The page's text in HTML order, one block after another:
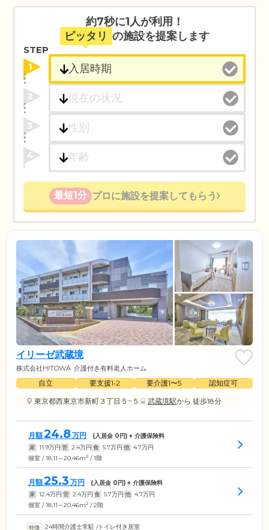
約7秒に1人が利用！
ピッタリ の施設を提案します
STEP
1
2
3
4
最短1分 プロに施設を提案してもらう
イリーゼ武蔵境
株式会社HITOWA 介護付き有料老人ホーム
自立 要支援1•2 要介護1〜5
認知症可
東京都西東京市新町３丁目５−５
武蔵境駅から 徒歩18分
月額24.8 万円 (入居金 0円) + 介護保険料
家 11.9万円 管 2.4万円 食 5.7万円 他 4.7万円
個室 / 18.11～20.46m2 / 1階
月額25.3 万円 (入居金 0円) + 介護保険料
家 12.4万円 管 2.4万円 食 5.7万円 他 4.7万円
個室 / 18.11～20.46m2 / 2階
24時間介護士常駐 /トイレ付き居室